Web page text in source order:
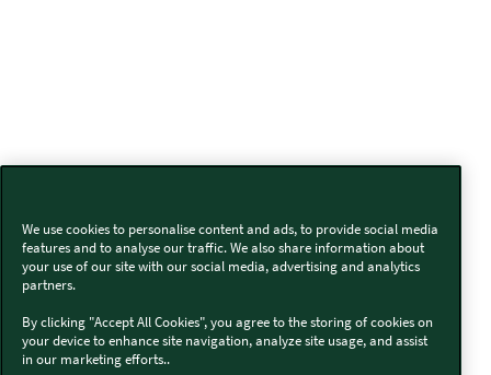
We use cookies to personalise content and ads, to provide social media
features and to analyse our traffic. We also share information about
your use of our site with our social media, advertising and analytics
partners.
By clicking "Accept All Cookies", you agree to the storing of cookies on
your device to enhance site navigation, analyze site usage, and assist
in our marketing efforts..